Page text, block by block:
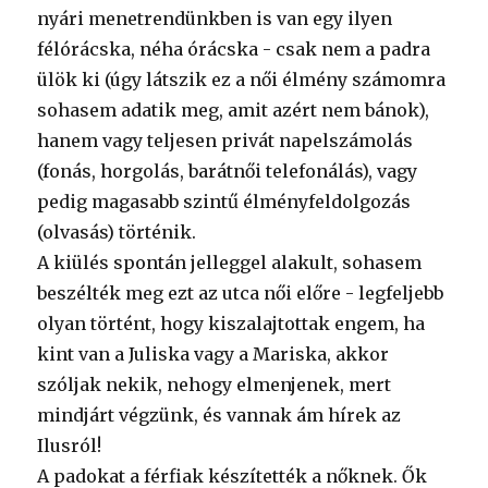
nyári menetrendünkben is van egy ilyen
félórácska, néha órácska - csak nem a padra
ülök ki (úgy látszik ez a női élmény számomra
sohasem adatik meg, amit azért nem bánok),
hanem vagy teljesen privát napelszámolás
(fonás, horgolás, barátnői telefonálás), vagy
pedig magasabb szintű élményfeldolgozás
(olvasás) történik.
A kiülés spontán jelleggel alakult, sohasem
beszélték meg ezt az utca női előre - legfeljebb
olyan történt, hogy kiszalajtottak engem, ha
kint van a Juliska vagy a Mariska, akkor
szóljak nekik, nehogy elmenjenek, mert
mindjárt végzünk, és vannak ám hírek az
Ilusról!
A padokat a férfiak készítették a nőknek. Ők